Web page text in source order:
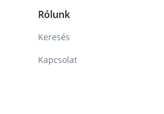
Rólunk
Keresés
Kapcsolat